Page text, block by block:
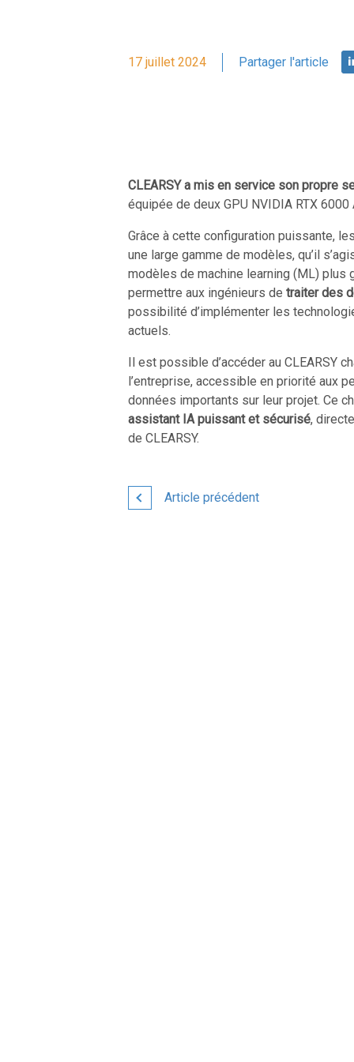
17 juillet 2024 Partager l'article
CLEARSY a mis en service son propre
équipée de deux GPU NVIDIA RTX
Grâce à cette configuration puissante,
une large gamme de modèles, qu’il
modèles de machine learning (ML) plus
permettre aux ingénieurs de traiter des
possibilité d’implémenter les
actuels.
Il est possible d’accéder au CLEARSY
l’entreprise, accessible en priorité aux
données importants sur leur projet. Ce
assistant IA puissant et sécurisé,
de CLEARSY.
Article précédent